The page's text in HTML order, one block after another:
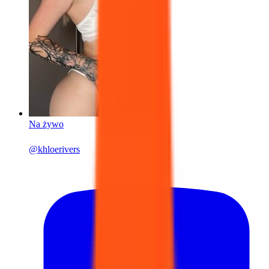
Na żywo
@khloerivers